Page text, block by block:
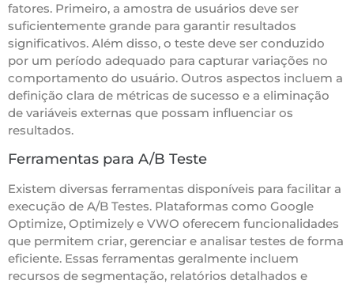
fatores. Primeiro, a amostra de usuários deve ser
suficientemente grande para garantir resultados
significativos. Além disso, o teste deve ser conduzido
por um período adequado para capturar variações no
comportamento do usuário. Outros aspectos incluem a
definição clara de métricas de sucesso e a eliminação
de variáveis externas que possam influenciar os
resultados.
Ferramentas para A/B Teste
Existem diversas ferramentas disponíveis para facilitar a
execução de A/B Testes. Plataformas como Google
Optimize, Optimizely e VWO oferecem funcionalidades
que permitem criar, gerenciar e analisar testes de forma
eficiente. Essas ferramentas geralmente incluem
recursos de segmentação, relatórios detalhados e